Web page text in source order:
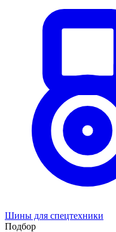
Шины для спецтехники
Подбор